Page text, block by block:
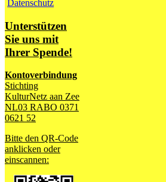
Datenschutz
Unterstützen
Sie uns mit
Ihrer Spende!
Kontoverbindung
Stichting
KulturNetz aan Zee
NL03 RABO 0371
0621 52
Bitte den QR-Code
anklicken oder
einscannen: